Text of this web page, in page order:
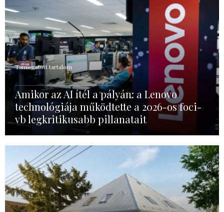
Támogatott tartalom
Amikor az AI ítél a pályán: a Lenovo
technológiája működtette a 2026-os foci-
vb legkritikusabb pillanatait